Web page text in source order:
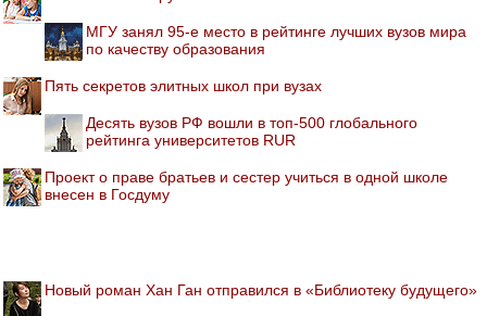
МГУ занял 95-е место в рейтинге лучших вузов мира
по качеству образования
Пять секретов элитных школ при вузах
Десять вузов РФ вошли в топ-500 глобального
рейтинга университетов RUR
Проект о праве братьев и сестер учиться в одной школе
внесен в Госдуму
Новый роман Хан Ган отправился в «Библиотеку будущего»